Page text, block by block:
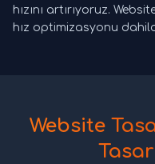
hızını artırıyoruz.
hız optimizasyonu
Website